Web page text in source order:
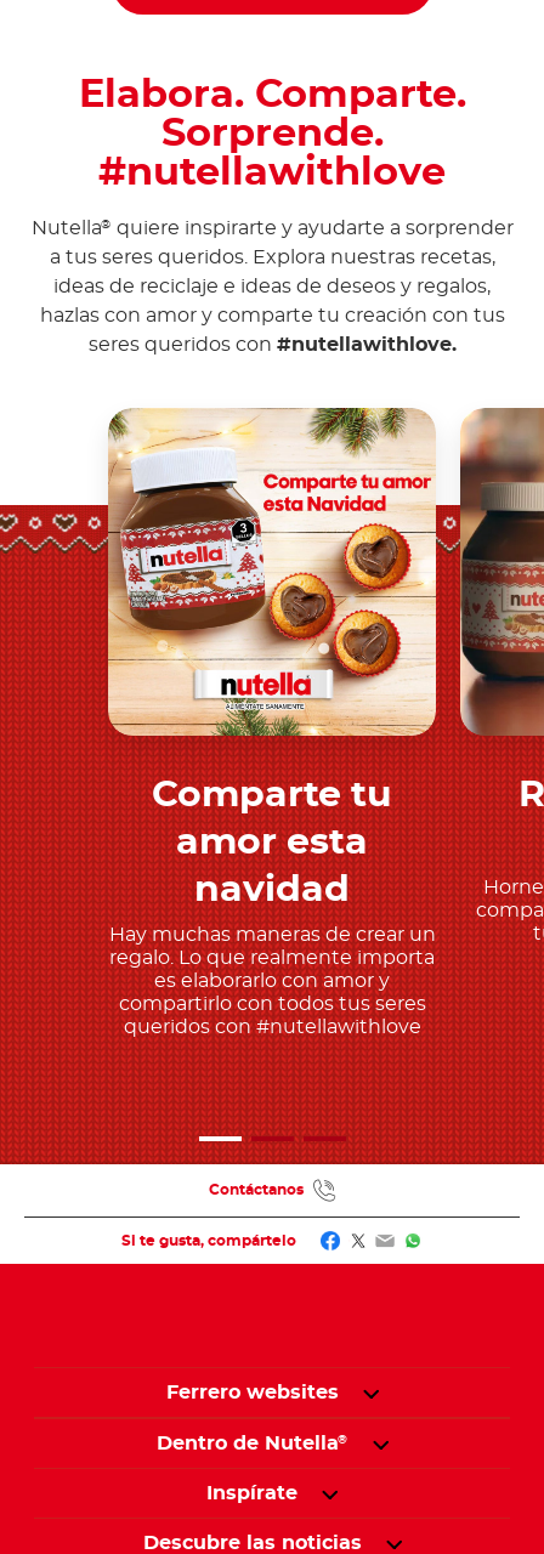
Elabora. Comparte.
Sorprende.
#nutellawithlove
Nutella® quiere inspirarte y ayudarte a sorprender
a tus seres queridos. Explora nuestras recetas,
ideas de reciclaje e ideas de deseos y regalos,
hazlas con amor y comparte tu creación con tus
seres queridos con #nutellawithlove.
Descubre más
Comparte tu
amor esta
navidad
Hay muchas maneras de crear un
regalo. Lo que realmente importa
es elaborarlo con amor y
compartirlo con todos tus seres
queridos con #nutellawithlove
Si te gusta, compártelo Facebook
Twitter
EmailWhatsApp
Contáctanos
Ferrero websites
Dentro de Nutella®
Inspírate
Descubre las noticias